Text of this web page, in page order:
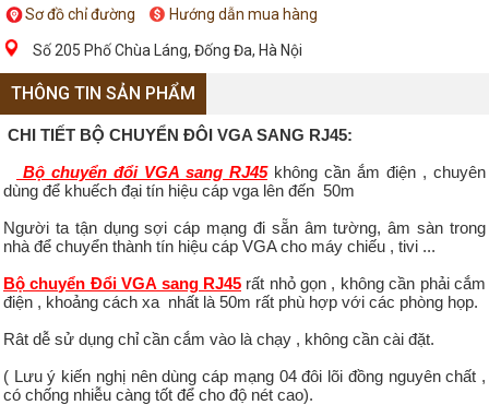
Sơ đồ chỉ đường Hướng dẫn mua hàng
Số 205 Phố Chùa Láng, Đống Đa, Hà Nội
THÔNG TIN SẢN PHẨM
CHI TIẾT BỘ CHUYỂN ĐÔI VGA SANG RJ45:
Bộ chuyển đổi VGA sang RJ45không cần ắm điện , chuyên
dùng để khuếch đại tín hiệu cáp vga lên đến 50m
Người ta tận dụng sợi cáp mạng đi sẵn âm tường, âm sàn trong
nhà để chuyển thành tín hiệu cáp VGA cho máy chiếu , tivi ...
Bộ chuyển Đổi VGA sang RJ45rất nhỏ gọn , không cần phải cắm
điện , khoảng cách xa nhất là 50m rất phù hợp với các phòng họp.
Rât dễ sử dụng chỉ cần cắm vào là chạy , không cần cài đặt.
( Lưu ý kiến nghị nên dùng cáp mạng 04 đôi lõi đồng nguyên chất ,
có chống nhiễu càng tốt để cho độ nét cao).